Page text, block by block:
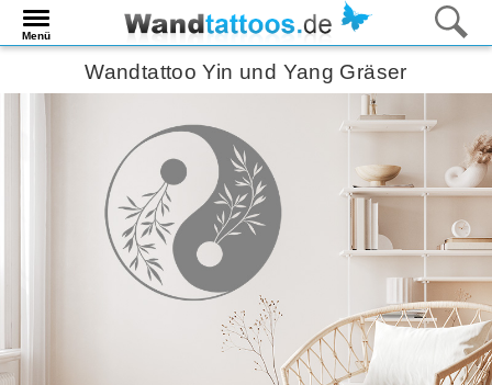
Menü
Wandtattoo Yin und Yang Gräser